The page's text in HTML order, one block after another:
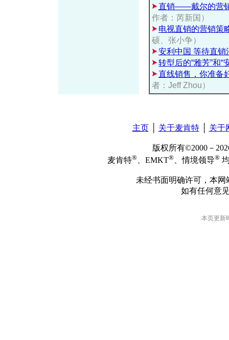
直销——戴尔的营
作者：芮新国）
电视直销的营销策
硕、张小争）
安利中国 等待直销
转型后的“雅芳”和“
直线销售，你准备
者：Jeff Zhou）
主页│ 关于麦肯特│ 关于
版权所有©2000－
麦肯特® 、EMKT® 、情境领导®
未经书面明确许可，本
如有任何意
本页更新